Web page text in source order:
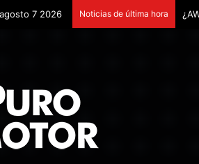
7 2026 Noticias de última hora